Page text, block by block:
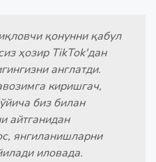
қонунни қабул
ҳозир TikTok'дан
англатди.
киришгач,
биз билан
айтганидан
янгиланишларни
иловада.